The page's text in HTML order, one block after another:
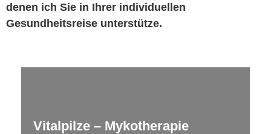
denen ich Sie in Ihrer individuellen
Gesundheitsreise unterstütze.
Vitalpilze – Mykotherapie